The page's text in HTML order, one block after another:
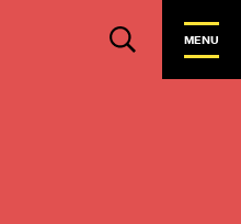
MENU